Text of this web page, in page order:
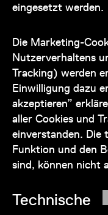
eingesetzt werden.
Die Marketing-
Nutzerverhaltens
Tracking) werden
Einwilligung dazu
akzeptieren”
aller Cookies und
einverstanden. Die
Funktion und den
sind, können nicht
Technische
zu den
auch telefonisch
+43 1 505 87
© 2026 Wien